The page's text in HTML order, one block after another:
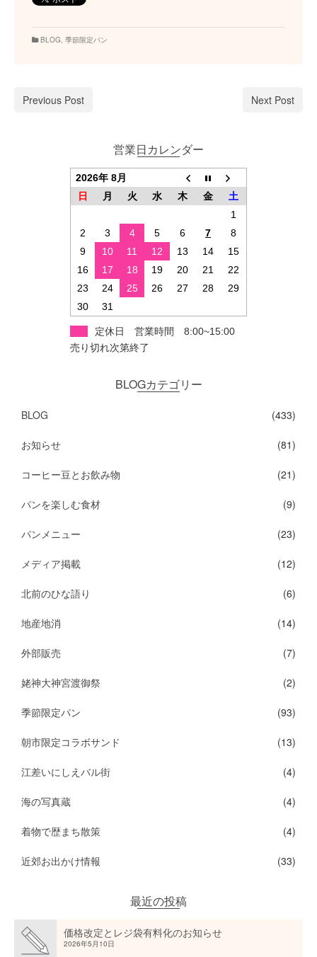
BLOG 季節限定パン
Previous Post Next Post
営業日カレンダー
2026年 8月
日
月 火 水 木 金
土
1
2
3 4 5 6 7
8
9
10 11 12 13 14
15
16
17 18 19 20 21
22
23
24 25 26 27 28
29
30
31
定休日 営業時間 8:00~15:00
売り切れ次第終了
BLOGカテゴリー
BLOG (433)
お知らせ (81)
コーヒー豆とお飲み物 (21)
パンを楽しむ食材 (9)
パンメニュー (23)
メディア掲載 (12)
北前のひな語り (6)
地産地消 (14)
外部販売 (7)
姥神大神宮渡御祭 (2)
季節限定パン (93)
朝市限定コラボサンド (13)
江差いにしえバル街 (4)
海の写真蔵 (4)
着物で歴まち散策 (4)
近郊お出かけ情報 (33)
最近の投稿
価格改定とレジ袋有料化のお知らせ
2026年5月10日